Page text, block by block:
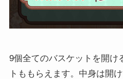
9個全てのバスケットを開け
トももらえます。中身は開